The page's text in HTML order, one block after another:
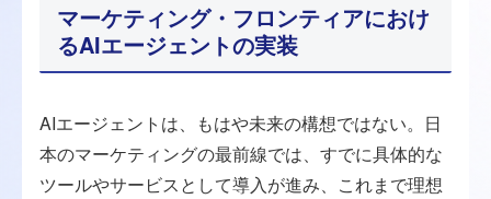
マーケティング・フロンティアにおけ
るAIエージェントの実装
AIエージェントは、もはや未来の構想ではない。日
本のマーケティングの最前線では、すでに具体的な
ツールやサービスとして導入が進み、これまで理想